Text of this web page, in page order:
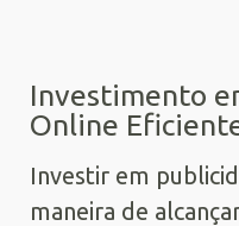
Investimento
Online
Investir em
maneira de